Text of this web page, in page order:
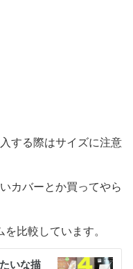
する際はサイズに注意
カバーとか買ってやら
比較しています。